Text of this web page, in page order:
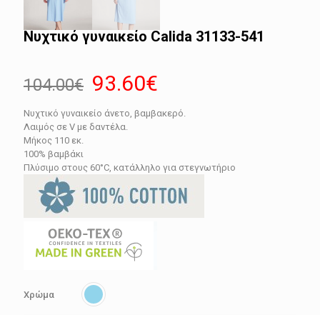
Νυχτικό γυναικείο Calida 31133-541
104.00€ Original
price
was:
93.60€
τρέχουσα
τιμή
93.60€.
Νυχτικό γυναικείο άνετο, βαμβακερό.
Λαιμός σε V με δαντέλα.
Μήκος 110 εκ.
100% βαμβάκι
Πλύσιμο στους 60°C, κατάλληλο για στεγνωτήριο
Χρώμα